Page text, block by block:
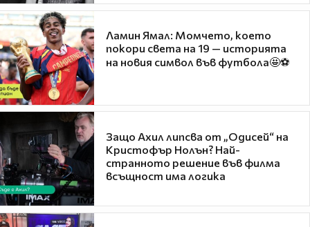
Ламин Ямал: Момчето, което
покори света на 19 — историята
на новия символ във футбола🤩⚽
Защо Ахил липсва от „Одисей“ на
Кристофър Нолън? Най-
странното решение във филма
всъщност има логика